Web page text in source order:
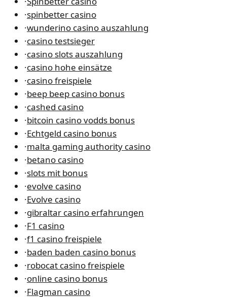
·spinbetter casino
·wunderino casino auszahlung
·casino testsieger
·casino slots auszahlung
·casino hohe einsätze
·casino freispiele
·beep beep casino bonus
·cashed casino
·bitcoin casino vodds bonus
·Echtgeld casino bonus
·malta gaming authority casino
·betano casino
·slots mit bonus
·evolve casino
·Evolve casino
·gibraltar casino erfahrungen
·F1 casino
·f1 casino freispiele
·baden baden casino bonus
·robocat casino freispiele
·online casino bonus
·Flagman casino